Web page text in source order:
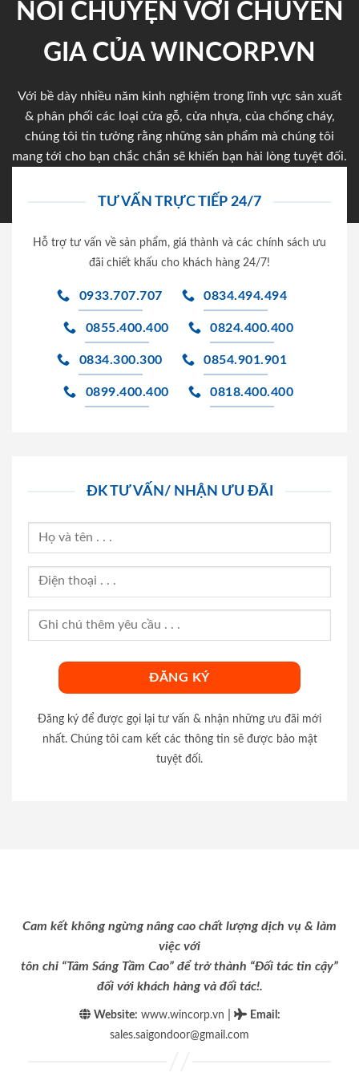
NÓI CHUYỆN VỚI CHUYÊN
GIA CỦA WINCORP.VN
Với bề dày nhiều năm kinh nghiệm trong lĩnh vực sản xuất
& phân phối các loại cửa gỗ, cửa nhựa, của chống cháy,
chúng tôi tin tưởng rằng những sản phẩm mà chúng tôi
mang tới cho bạn chắc chắn sẽ khiến bạn hài lòng tuyệt đối.
TƯ VẤN TRỰC TIẾP 24/7
Hỗ trợ tư vấn về sản phẩm, giá thành và các chính sách ưu
đãi chiết khấu cho khách hàng 24/7!
0933.707.707 0834.494.494
0855.400.400 0824.400.400
0834.300.300 0854.901.901
0899.400.400 0818.400.400
ĐK TƯ VẤN/ NHẬN ƯU ĐÃI
Đăng ký để được gọi lại tư vấn & nhận những ưu đãi mới
nhất. Chúng tôi cam kết các thông tin sẽ được bảo mật
tuyệt đối.
Cam kết không ngừng nâng cao chất lượng dịch vụ & làm
việc với
tôn chỉ “Tâm Sáng Tầm Cao” để trở thành “Đối tác tin cậy”
đối với khách hàng và đối tác!.
Website: www.wincorp.vn Email :
sales.saigondoor@gmail.com